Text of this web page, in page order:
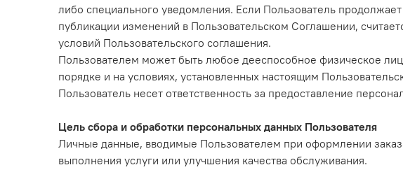
либо специального уведомления. Если Пользователь
публикации изменений в Пользовательском Соглашении,
условий Пользовательского соглашения.
Пользователем может быть любое дееспособное физическое
порядке и на условиях, установленных настоящим
Пользователь несет ответственность за предоставление
Цель сбора и обработки персональных данных Пользователя
Личные данные, вводимые Пользователем при оформлении
выполнения услуги или улучшения качества обслуживания.